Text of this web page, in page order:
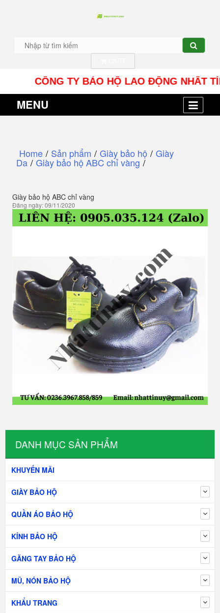
CÔNG TY BẢO HỘ LAO ĐỘNG NHÂT
MENU
DANH MỤC SẢN PHẨM
KHUYẾN MÃI
GIÀY BẢO HỘ
QUẦN ÁO BẢO HỘ
KÍNH BẢO HỘ
GĂNG TAY BẢO HỘ
MŨ, NÓN BẢO HỘ
KHẨU TRANG
Home / Sản phẩm / Giày bảo hộ / Giày
Da / Giày bảo hộ ABC chỉ vàng /
Giày bảo hộ ABC chỉ vàng
Đăng ngày: 09/11/2020